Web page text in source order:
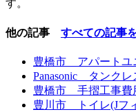
す。
他の記事 すべての記事
豊橋市 アパートユ
Panasonic タンク
豊橋市 手摺工事費
豊川市 トイレ(Jフ